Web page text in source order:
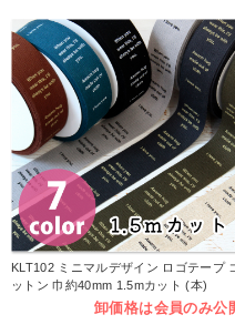
KLT102 ミニマルデザイン ロゴテープ
ットン 巾約40mm 1.5mカット (本)
卸価格は会員のみ公